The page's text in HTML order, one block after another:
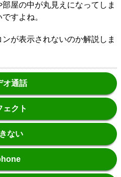
屋の中が丸見えになってしま
すよね。
が表示されないのか解説しま
オ通話
ェクト
ない